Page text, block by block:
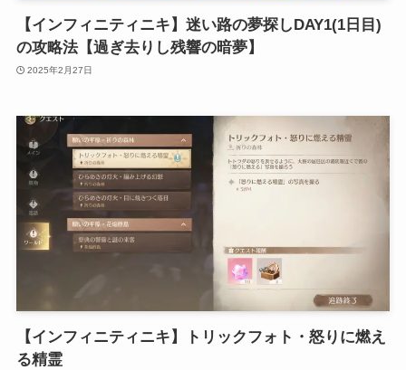
【インフィニティニキ】迷い路の夢探しDAY1(1日目)
の攻略法【過ぎ去りし残響の暗夢】
2025年2月27日
【インフィニティニキ】トリックフォト・怒りに燃え
る精霊